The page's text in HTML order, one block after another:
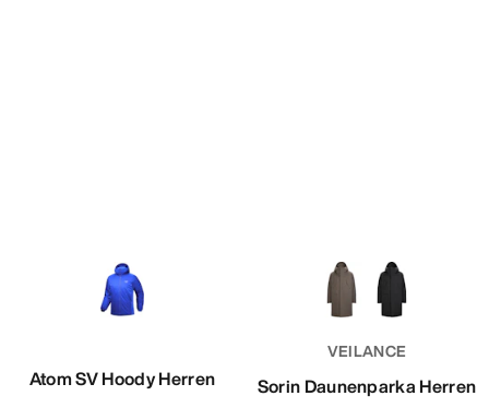
Atom SV Hoody Herren
VEILANCE
Sorin Daunenparka Herren